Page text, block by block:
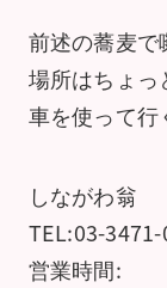
前述の蕎麦で
場所はちょっ
車を使って行
しながわ翁
TEL:03-3471-
営業時間: